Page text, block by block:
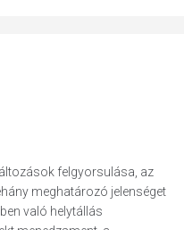
felgyorsulása, az
meghatározó jelenséget
való helytállás